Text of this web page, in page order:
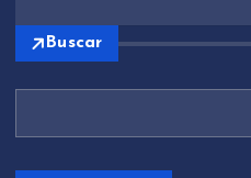
Buscar